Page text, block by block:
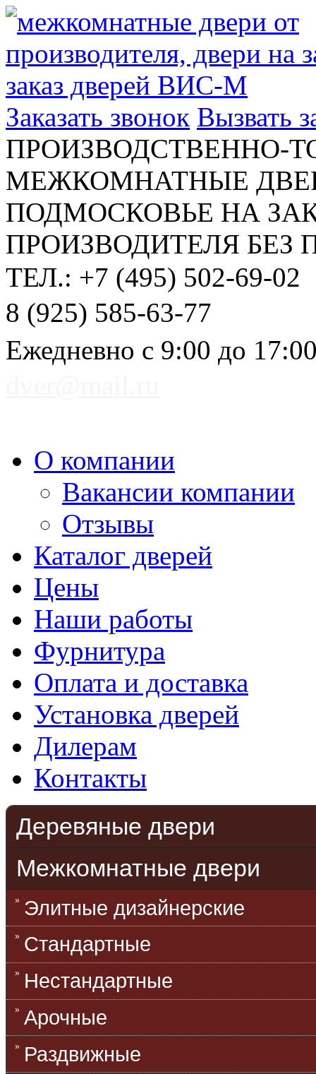
Заказать звонок Вызвать
ПРОИЗВОДСТВЕННО-
МЕЖКОМНАТНЫЕ
ПОДМОСКОВЬЕ НА
ПРОИЗВОДИТЕЛЯ БЕЗ
ТЕЛ.: +7 (495) 502-69-02
8 (925) 585-63-77
Ежедневно с 9:00 до
О компании
Вакансии компании
Отзывы
Каталог дверей
Цены
Наши работы
Фурнитура
Оплата и доставка
Установка дверей
Дилерам
Контакты
Деревяные двери
Межкомнатные двери
Элитные дизайнерские
Стандартные
Нестандартные
Арочные
Раздвижные